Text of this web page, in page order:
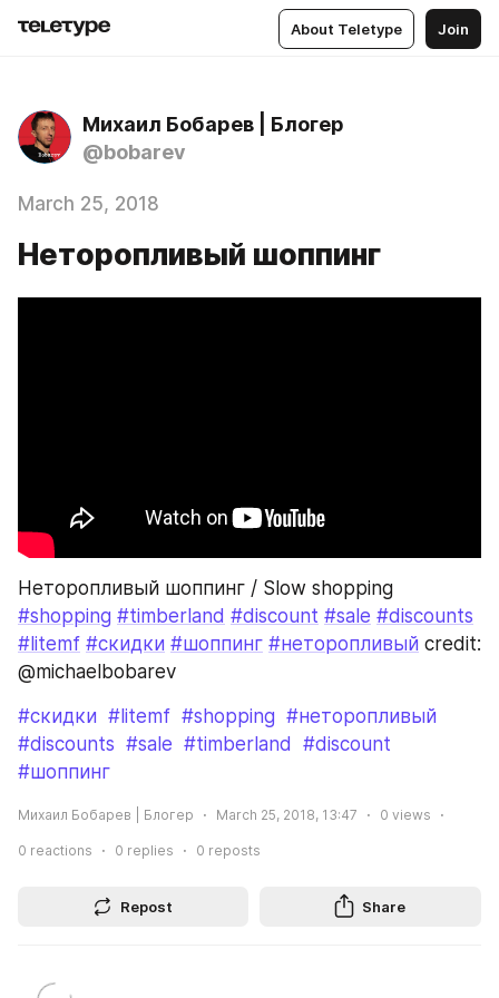
About Teletype Join
Михаил Бобарев | Блогер
@bobarev
March 25, 2018
Неторопливый шоппинг
#shopping #timberland #discount #sale #discounts
#litemf #скидки #шоппинг #неторопливый credit:
@michaelbobarev
#скидки #litemf #shopping #неторопливый
#discounts #sale #timberland
#discount
#шоппинг
Михаил Бобарев | Блогер March 25, 2018, 13:47 0 views
0 reactions 0 replies 0 reposts
Repost Share